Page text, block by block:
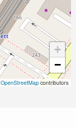
+
−
OpenStreetMapcontributors